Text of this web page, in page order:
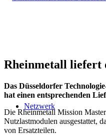
Netzwerk
Rheinmetall liefert
Das Düsseldorfer
hat einen entsprechenden
Die Rheinmetall Mission
Nutzlastmodulen ausgestattet,
von Ersatzteilen.